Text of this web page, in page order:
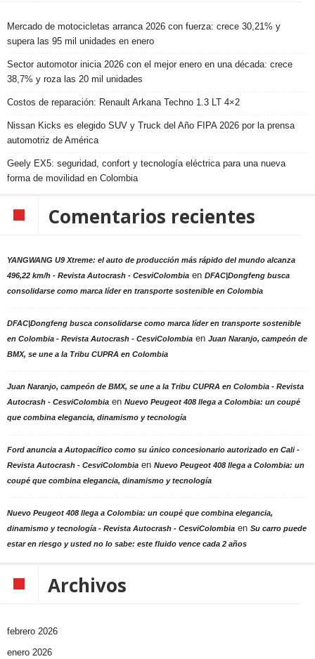
Mercado de motocicletas arranca 2026 con fuerza: crece 30,21% y
supera las 95 mil unidades en enero
Sector automotor inicia 2026 con el mejor enero en una década: crece
38,7% y roza las 20 mil unidades
Costos de reparación: Renault Arkana Techno 1.3 LT 4×2
Nissan Kicks es elegido SUV y Truck del Año FIPA 2026 por la prensa
automotriz de América
Geely EX5: seguridad, confort y tecnología eléctrica para una nueva
forma de movilidad en Colombia
Comentarios recientes
YANGWANG U9 Xtreme: el auto de producción más rápido del mundo alcanza
496,22 km/h - Revista Autocrash - CesviColombia en DFAC|Dongfeng busca
consolidarse como marca líder en transporte sostenible en Colombia
DFAC|Dongfeng busca consolidarse como marca líder en transporte sostenible
en Colombia - Revista Autocrash - CesviColombia en Juan Naranjo, campeón de
BMX, se une a la Tribu CUPRA en Colombia
Juan Naranjo, campeón de BMX, se une a la Tribu CUPRA en Colombia - Revista
Autocrash - CesviColombia en Nuevo Peugeot 408 llega a Colombia: un coupé
que combina elegancia, dinamismo y tecnología
Ford anuncia a Autopacífico como su único concesionario autorizado en Cali -
Revista Autocrash - CesviColombia en Nuevo Peugeot 408 llega a Colombia: un
coupé que combina elegancia, dinamismo y tecnología
Nuevo Peugeot 408 llega a Colombia: un coupé que combina elegancia,
dinamismo y tecnología - Revista Autocrash - CesviColombia en Su carro puede
estar en riesgo y usted no lo sabe: este fluido vence cada 2 años
Archivos
febrero 2026
enero 2026